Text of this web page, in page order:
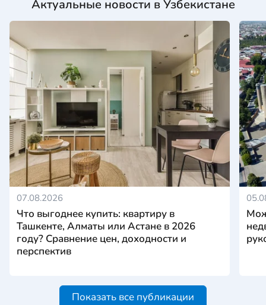
Актуальные новости в Узбекистане
07.08.2026
Что выгоднее купить: квартиру в
Ташкенте, Алматы или Астане в 2026
году? Сравнение цен, доходности и
перспектив
Показать все публикации